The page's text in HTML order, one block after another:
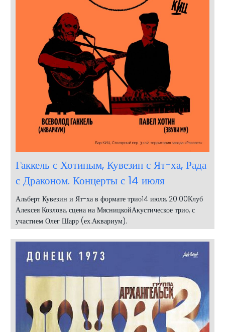
Гаккель с Хотиным, Кувезин с Ят-ха, Рада
с Драконом. Концерты с 14 июля
Альберт Кувезин и Ят-ха в формате трио14 июля, 20:00Клуб
Алексея Козлова, сцена на МясницкойАкустическое трио, с
участием Олег Шарр (ех.Аквариум).